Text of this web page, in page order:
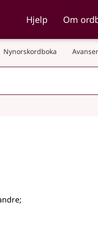
Hjelp Om
Nynorskordboka
;